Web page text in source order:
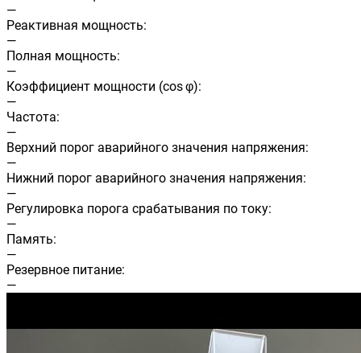
—
Реактивная мощность:
—
Полная мощность:
—
Коэффициент мощности (cos φ):
—
Частота:
—
Верхний порог аварийного значения напряжения:
—
Нижний порог аварийного значения напряжения:
—
Регулировка порога срабатывания по току:
—
Память:
—
Резервное питание:
—